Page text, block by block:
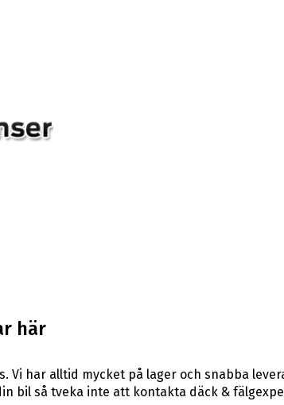
här
Vi har alltid mycket på lager och snabba
bil så tveka inte att kontakta däck &